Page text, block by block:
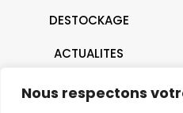
Nous respectons
DESTOCKAGE
ACTUALITES
CONTACT